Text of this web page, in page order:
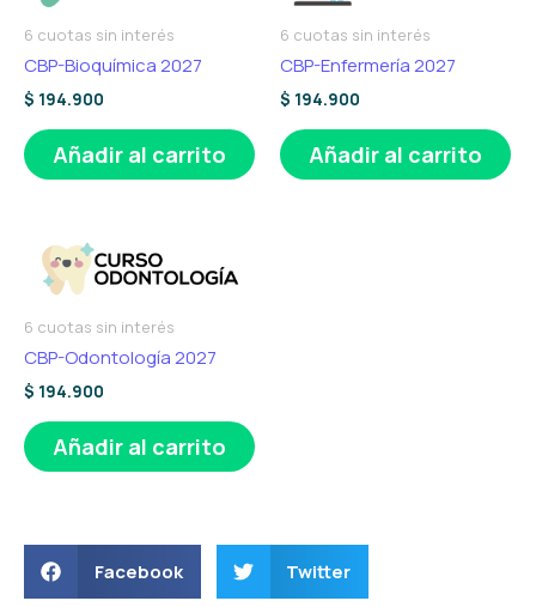
6 cuotas sin interés
CBP-Bioquímica 2027
$ 194.900
Añadir al carrito
6 cuotas sin interés
CBP-Enfermería 2027
$ 194.900
Añadir al carrito
6 cuotas sin interés
CBP-Odontología 2027
$ 194.900
Añadir al carrito
Facebook Twitter